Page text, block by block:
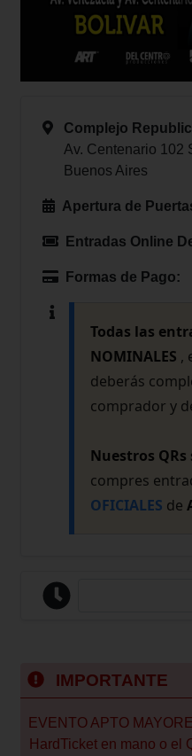
Complejo
Av. Centenario 102
Buenos Aires
Apertura de
Entradas Online
Formas de Pago:
Todas las
NOMINALES ,
deberás
comprador y
Nuestros
compres
OFICIALES de
IMPORTANTE
EVENTO APTO
HardTicket en mano o el